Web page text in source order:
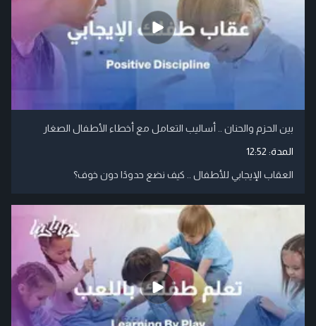
بين الحزم والحنان .. أساليب التعامل مع أخطاء الأطفال الصغار
المدة: 12:52
العقاب الإيجابي للأطفال .. كيف نضع حدودًا دون خوف؟